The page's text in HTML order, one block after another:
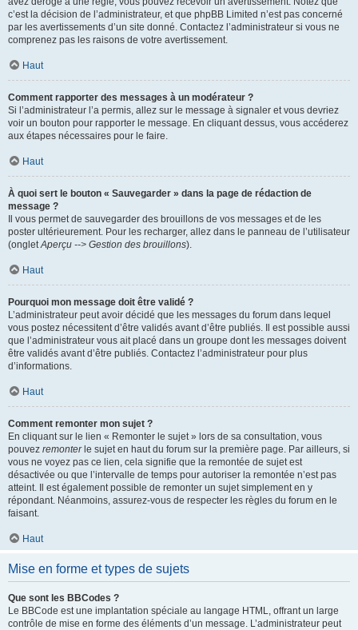
c’est la décision de l’administrateur, et que phpBB Limited n’est pas concerné
par les avertissements d’un site donné. Contactez l’administrateur si vous ne
comprenez pas les raisons de votre avertissement.
Haut
Comment rapporter des messages à un modérateur ?
Si l’administrateur l’a permis, allez sur le message à signaler et vous devriez
voir un bouton pour rapporter le message. En cliquant dessus, vous accéderez
aux étapes nécessaires pour le faire.
Haut
À quoi sert le bouton « Sauvegarder » dans la page de rédaction de
message ?
Il vous permet de sauvegarder des brouillons de vos messages et de les
poster ultérieurement. Pour les recharger, allez dans le panneau de l’utilisateur
(ongletAperçu --> Gestion des brouillons).
Haut
Pourquoi mon message doit être validé ?
L’administrateur peut avoir décidé que les messages du forum dans lequel
vous postez nécessitent d’être validés avant d’être publiés. Il est possible aussi
que l’administrateur vous ait placé dans un groupe dont les messages doivent
être validés avant d’être publiés. Contactez l’administrateur pour plus
d’informations.
Haut
Comment remonter mon sujet ?
En cliquant sur le lien « Remonter le sujet » lors de sa consultation, vous
pouvez remonterle sujet en haut du forum sur la première page. Par ailleurs, si
vous ne voyez pas ce lien, cela signifie que la remontée de sujet est
désactivée ou que l’intervalle de temps pour autoriser la remontée n’est pas
atteint. Il est également possible de remonter un sujet simplement en y
répondant. Néanmoins, assurez-vous de respecter les règles du forum en le
faisant.
Haut
Mise en forme et types de sujets
Que sont les BBCodes ?
Le BBCode est une implantation spéciale au langage HTML, offrant un large
contrôle de mise en forme des éléments d’un message. L’administrateur peut